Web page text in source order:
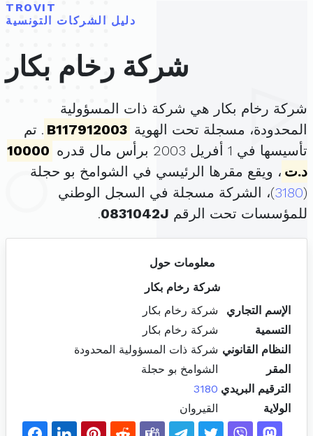
TROVIT
دليل الشركات التونسية
شركة رخام بكار
شركة رخام بكار هي شركة ذات المسؤولية
المحدودة، مسجلة تحت الهوية B117912003 . تم
تأسيسها في 1 أفريل 2003 برأس مال قدره
10000
د.ت ، ويقع مقرها الرئيسي في الشوامخ بو حجلة
(
3180)، الشركة مسجلة في السجل الوطني
للمؤسسات تحت الرقم 0831042J
.
معلومات حول
شركة رخام بكار
الإسم التجاري
شركة رخام بكار
التسمية
شركة رخام بكار
النظام القانوني شركة ذات المسؤولية المحدودة
المقر
الشوامخ بو حجلة
الترقيم البريدي 3180
الولاية
القيروان